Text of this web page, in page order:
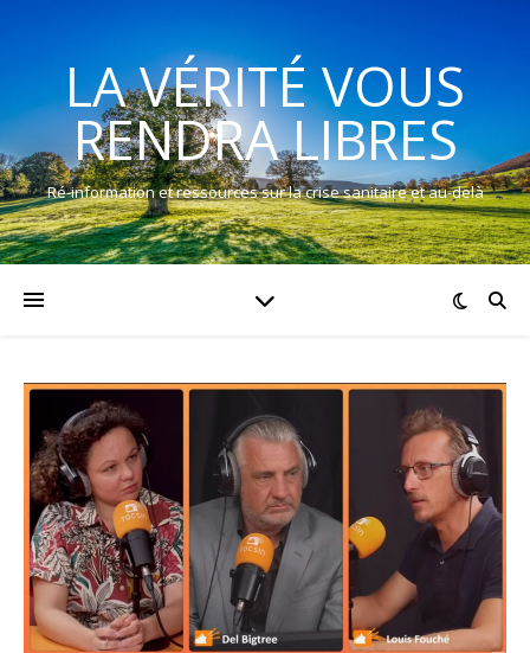
LA VÉRITÉ VOUS
RENDRA LIBRES
Ré-information et ressources sur la crise sanitaire et au-delà